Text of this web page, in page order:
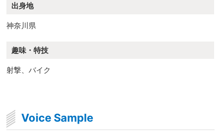
出身地
神奈川県
趣味・特技
射撃、バイク
Voice Sample